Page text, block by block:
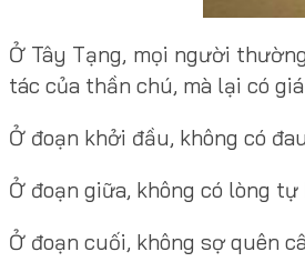
Ở Tây Tạng, mọi người
tác của thần chú, mà lại có
Ở đoạn khởi đầu, không có
Ở đoạn giữa, không có lòng
Ở đoạn cuối, không sợ quên